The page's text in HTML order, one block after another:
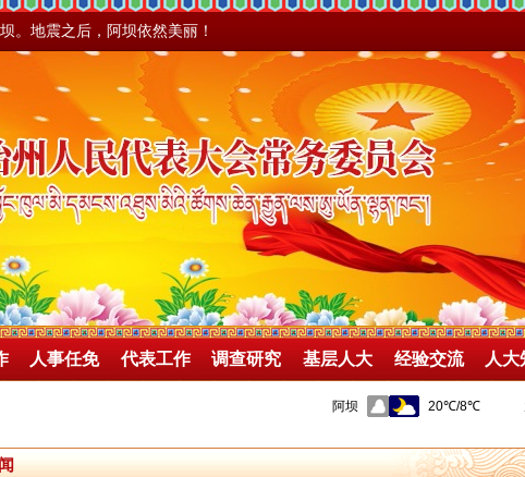
。地震之后，阿坝依然美丽！
人事任免 代表工作 调查研究 基层人大 经验交流 人大